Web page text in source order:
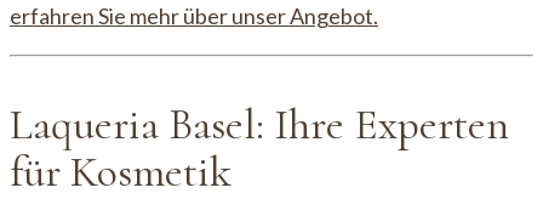
erfahren Sie mehr über unser Angebot.
Laqueria Basel: Ihre Experten
für Kosmetik